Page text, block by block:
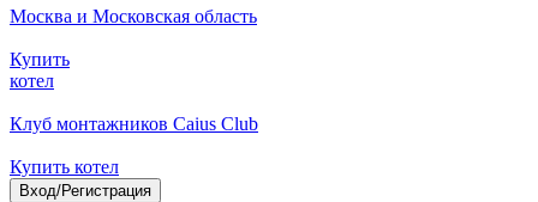
Москва и Московская область
Купить
котел
Клуб монтажников Caius Club
Купить котел
Вход/Регистрация